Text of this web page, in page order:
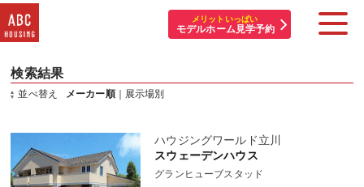
メリットいっぱい
モデルホーム見学予約
住宅展示場・他施設一覧
モデルハウスを探す
検索結果
並べ替え メーカー順｜ 展示場別
ハウジングワールド立川
スウェーデンハウス
グランヒューブスタッド